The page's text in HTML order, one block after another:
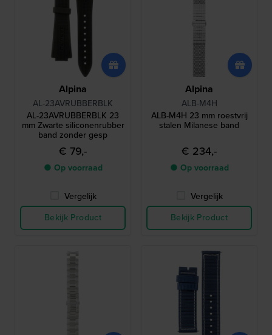
Alpina
AL-23AVRUBBERBLK
AL-23AVRUBBERBLK 23
mm Zwarte siliconenrubber
band zonder gesp
€ 79,-
● Op voorraad
Vergelijk
Bekijk Product
Alpina
ALB-M4H
ALB-M4H 23 mm roestvrij
stalen Milanese band
€ 234,-
● Op voorraad
Vergelijk
Bekijk Product